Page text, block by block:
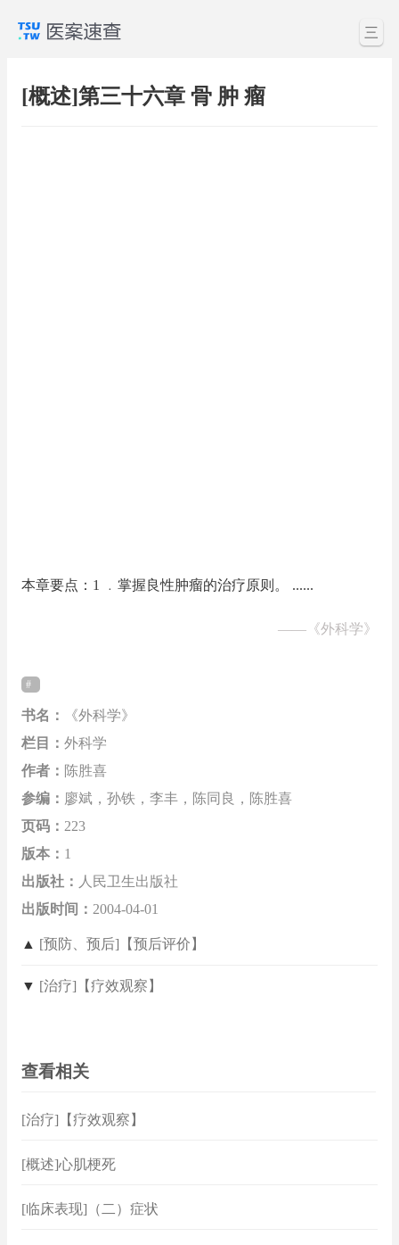
三
[概述]第三十六章 骨 肿 瘤
本章要点：1 ﹒掌握良性肿瘤的治疗原则。 ......
—— 《外科学》
书名：
《外科学》
栏目： 外科学
作者： 陈胜喜
参编： 廖斌，孙铁，李丰，陈同良，陈胜喜
页码： 223
版本： 1
出版社： 人民卫生出版社
出版时间： 2004-04-01
▲ [预防、预后]【预后评价】
▼ [治疗]【疗效观察】
查看相关
[治疗]【疗效观察】
[概述]心肌梗死
[临床表现]（二）症状